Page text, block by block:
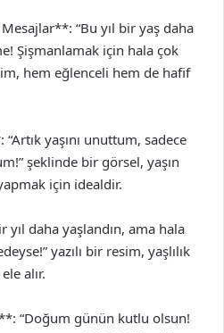
“Bu yıl bir yaş daha
Şişmanlamak için hala çok
hem eğlenceli hem de hafif
yaşını unuttum, sadece
şeklinde bir görsel, yaşın
için idealdir.
yıl daha yaşlandın, ama hala
yazılı bir resim, yaşlılık
alır.
“Doğum günün kutlu olsun!